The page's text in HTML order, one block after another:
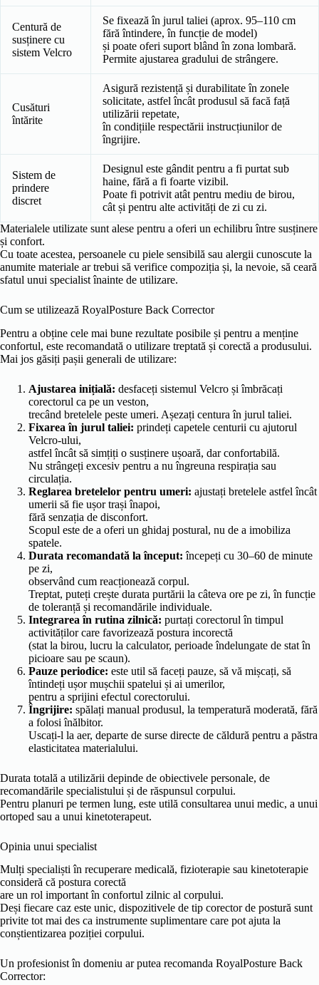
Centură de
susținere cu
sistem Velcro
Se fixează în jurul taliei (aprox. 95–110 cm
fără întindere, în funcție de model)
și poate oferi suport blând în zona lombară.
Permite ajustarea gradului de strângere.
Cusături
întărite
Asigură rezistență și durabilitate în zonele
solicitate, astfel încât produsul să facă față
utilizării repetate,
în condițiile respectării instrucțiunilor de
îngrijire.
Sistem de
prindere
discret
Designul este gândit pentru a fi purtat sub
haine, fără a fi foarte vizibil.
Poate fi potrivit atât pentru mediu de birou,
cât și pentru alte activități de zi cu zi.
Materialele utilizate sunt alese pentru a oferi un echilibru între susținere
și confort.
Cu toate acestea, persoanele cu piele sensibilă sau alergii cunoscute la
anumite materiale ar trebui să verifice compoziția și, la nevoie, să ceară
sfatul unui specialist înainte de utilizare.
Cum se utilizează RoyalPosture Back Corrector
Pentru a obține cele mai bune rezultate posibile și pentru a menține
confortul, este recomandată o utilizare treptată și corectă a produsului.
Mai jos găsiți pașii generali de utilizare:
Ajustarea inițială: desfaceți sistemul Velcro și îmbrăcați
corectorul ca pe un veston,
trecând bretelele peste umeri. Așezați centura în jurul taliei.
Fixarea în jurul taliei: prindeți capetele centurii cu ajutorul
Velcro-ului,
astfel încât să simțiți o susținere ușoară, dar confortabilă.
Nu strângeți excesiv pentru a nu îngreuna respirația sau
circulația.
Reglarea bretelelor pentru umeri: ajustați bretelele astfel încât
umerii să fie ușor trași înapoi,
fără senzația de disconfort.
Scopul este de a oferi un ghidaj postural, nu de a imobiliza
spatele.
Durata recomandată la început: începeți cu 30–60 de minute
pe zi,
observând cum reacționează corpul.
Treptat, puteți crește durata purtării la câteva ore pe zi, în funcție
de toleranță și recomandările individuale.
Integrarea în rutina zilnică: purtați corectorul în timpul
activităților care favorizează postura incorectă
(stat la birou, lucru la calculator, perioade îndelungate de stat în
picioare sau pe scaun).
Pauze periodice: este util să faceți pauze, să vă mișcați, să
întindeți ușor mușchii spatelui și ai umerilor,
pentru a sprijini efectul corectorului.
Îngrijire: spălați manual produsul, la temperatură moderată, fără
a folosi înălbitor.
Uscați-l la aer, departe de surse directe de căldură pentru a păstra
elasticitatea materialului.
Durata totală a utilizării depinde de obiectivele personale, de
recomandările specialistului și de răspunsul corpului.
Pentru planuri pe termen lung, este utilă consultarea unui medic, a unui
ortoped sau a unui kinetoterapeut.
Opinia unui specialist
Mulți specialiști în recuperare medicală, fizioterapie sau kinetoterapie
consideră că postura corectă
are un rol important în confortul zilnic al corpului.
Deși fiecare caz este unic, dispozitivele de tip corector de postură sunt
privite tot mai des ca instrumente suplimentare care pot ajuta la
conștientizarea poziției corpului.
Un profesionist în domeniu ar putea recomanda RoyalPosture Back
Corrector: